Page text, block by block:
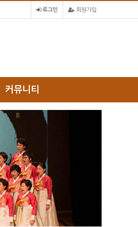
회원가입
로그인
커뮤니티